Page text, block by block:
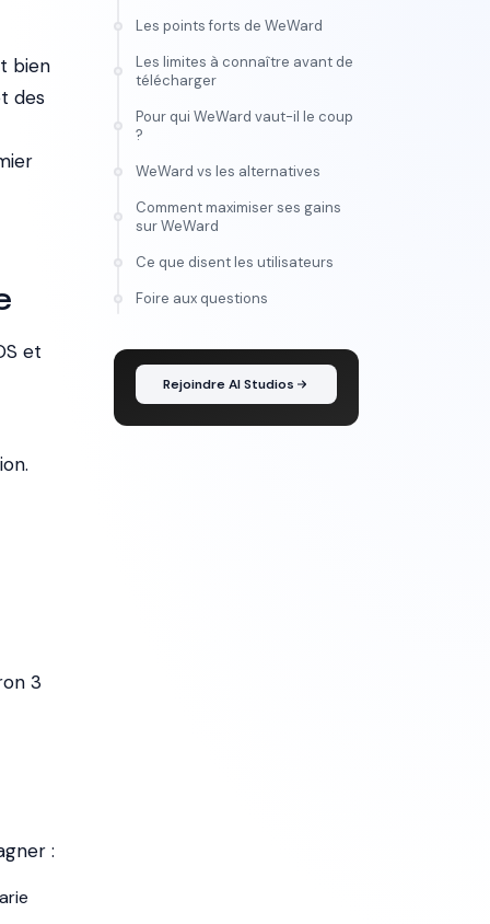
bien
des
et
3
:
Les points forts de WeWard
Les limites à connaître avant de
télécharger
Pour qui WeWard vaut-il le coup
?
WeWard vs les alternatives
Comment maximiser ses gains
sur WeWard
Ce que disent les utilisateurs
Foire aux questions
Rejoindre AI Studios